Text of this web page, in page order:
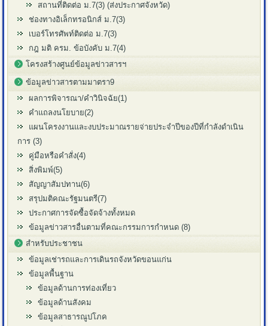
สถานที่ติดต่อ ม.7(3) (ส่งประกาศจังหวัด)
ช่องทางอิเล็กทรอนิกส์ ม.7(3)
เบอร์โทรศัพท์ติดต่อ ม.7(3)
กฎ มติ ครม. ข้อบังคับ ม.7(4)
โครงสร้างศูนย์ข้อมูลข่าวสารฯ
ข้อมูลข่าวสารตามมาตรา9
ผลการพิจารณา/คำวินิจฉัย(1)
คำแถลงนโยบาย(2)
แผนโครงงานและงบประมาณรายจ่ายประจำปีของปีที่กำลังดำเนิน
การ (3)
คู่มือหรือคำสั่ง(4)
สิ่งพิมพ์(5)
สัญญาสัมปทาน(6)
สรุปมติคณะรัฐมนตรี(7)
ประกาศการจัดซื้อจัดจ้างทั้งหมด
ข้อมูลข่าวสารอื่นตามที่คณะกรรมการกำหนด (8)
สำหรับประชาชน
ข้อมูลเช่ารถและการเดินรถจังหวัดขอนแก่น
ข้อมูลพื้นฐาน
ข้อมูลด้านการท่องเที่ยว
ข้อมูลด้านสังคม
ข้อมูลสาธารณูปโภค